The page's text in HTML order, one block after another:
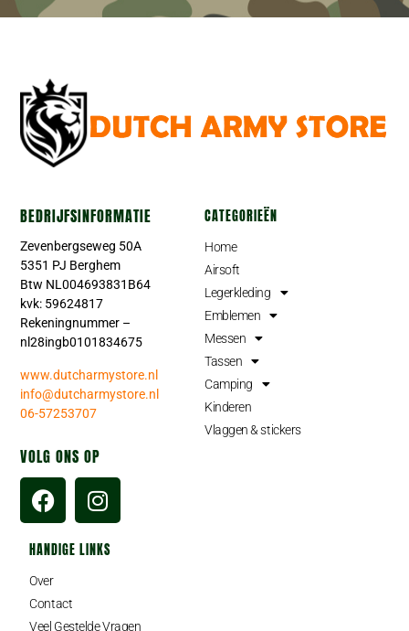
BEDRIJFSINFORMATIE
Zevenbergseweg 50A
5351 PJ Berghem
Btw NL004693831B64
kvk: 59624817
Rekeningnummer –
nl28ingb0101834675
www.dutcharmystore.nl
info@dutcharmystore.nl
06-57253707
VOLG ONS OP
CATEGORIEËN
Home
Airsoft
Legerkleding
Emblemen
Messen
Tassen
Camping
Kinderen
Vlaggen & stickers
HANDIGE LINKS
Over
Contact
Veel Gestelde Vragen